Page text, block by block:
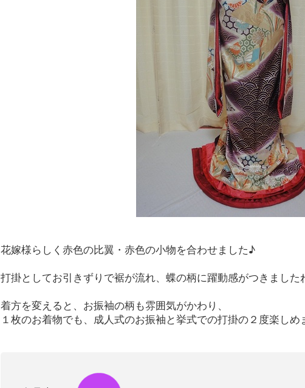
花嫁様らしく赤色の比翼・赤色の小物を合わせました♪
打掛としてお引きずりで裾が流れ、蝶の柄に躍動感がつきまし
着方を変えると、お振袖の柄も雰囲気がかわり、
１枚のお着物でも、成人式のお振袖と挙式での打掛の２度楽し